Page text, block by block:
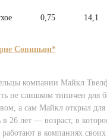
0,75 14,1
Совиньон*
компании Майкл
не слишком типичен для
а сам Майкл открыл для
26 лет — возраст, в
в компаниях